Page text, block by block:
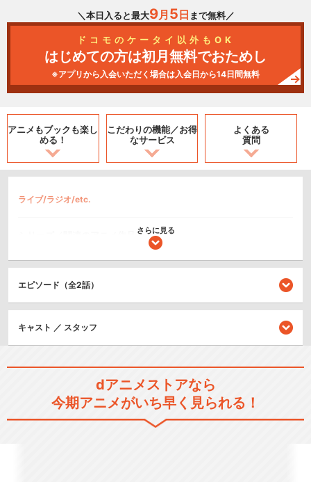
＼本日入ると最大9月 5 日 まで無料／
ドコモのケータイ以外もOK
はじめての方は初月無料でおためし
※アプリから入会いただく場合は入会日から14日間無料
アニメもブックも楽し
める！
こだわりの機能／お得
なサービス
よくある
質問
ライブ/ラジオ/etc.
ラブライブ！
さらに見る
エピソード（全2話）
キャスト ／ スタッフ
dアニメストアなら
今期アニメがいち早く見られる！